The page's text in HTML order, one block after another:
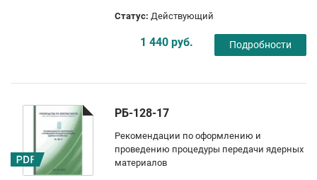
Статус: Действующий
1 440 руб. Подробности
РБ-128-17
Рекомендации по оформлению и
проведению процедуры передачи ядерных
материалов